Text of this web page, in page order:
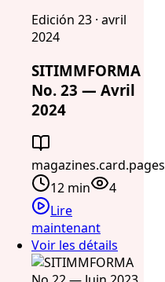
Edición 23 · avril
2024
SITIMMFORMA
No. 23 — Avril
2024
magazines.card.pages
12 min
4
Lire
maintenant
Voir les détails